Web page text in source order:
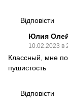
Відповісти
Юлия
10.02.2023 в
Классный, мне
пушистость
Відповісти